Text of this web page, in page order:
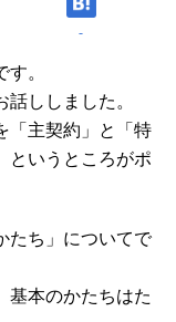
-
。
ししました。
「主契約」と「特
というところがポ
たち」についてで
基本のかたちはた